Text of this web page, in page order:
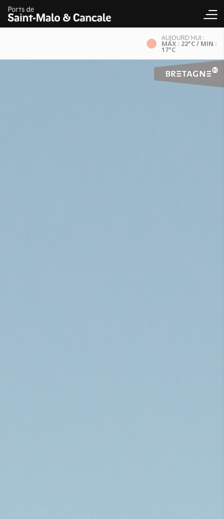
AUJOURD'HUI :
MAX : 22°C / MIN :
17°C